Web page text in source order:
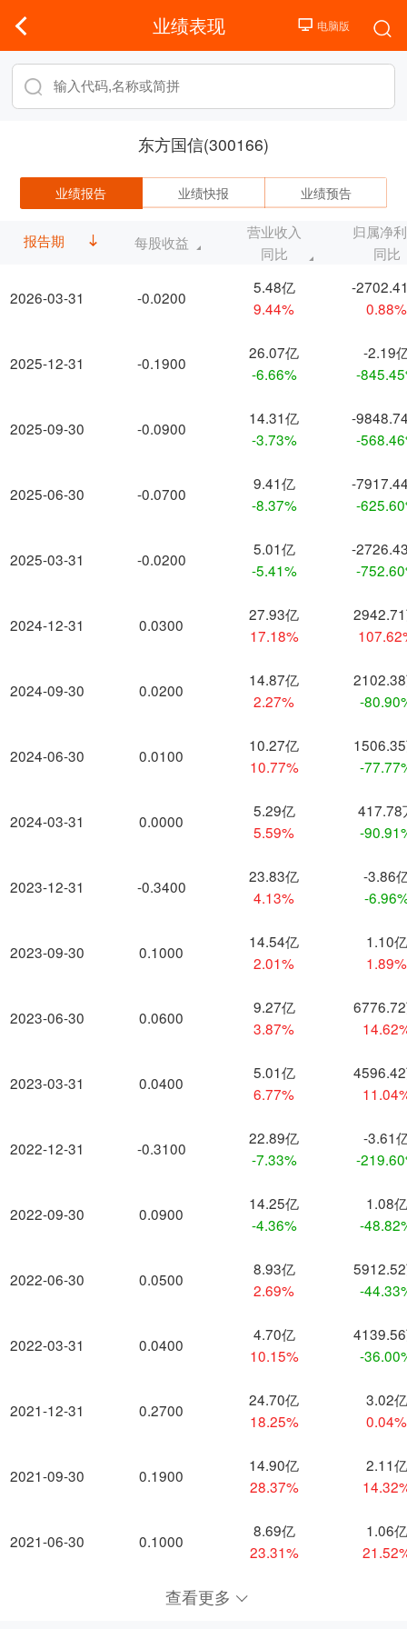
业绩表现
东方国信(300166)
业绩报告 业绩快报 业绩预告
报告期
2026-03-31
2025-12-31
2025-09-30
2025-06-30
2025-03-31
2024-12-31
2024-09-30
2024-06-30
2024-03-31
2023-12-31
2023-09-30
2023-06-30
2023-03-31
2022-12-31
2022-09-30
2022-06-30
2022-03-31
2021-12-31
2021-09-30
2021-06-30
每股收益
营业收入
同比
归属净
同比
-0.0200
5.48亿
9.44%
-
0.88%
-0.1900
26.07亿
-6.66%
-2.19
-
-0.0900
14.31亿
-3.73%
-
-
-0.0700
9.41亿
-8.37%
-
-
-0.0200
5.01亿
-5.41%
-
-
0.0300
27.93亿
17.18%
0.0200
14.87亿
2.27%
-
0.0100
10.27亿
10.77%
-
0.0000
5.29亿
5.59%
417.78
-
-0.3400
23.83亿
4.13%
-3.86
-
0.1000
14.54亿
2.01%
1.10亿
1.89%
0.0600
9.27亿
3.87%
0.0400
5.01亿
6.77%
-0.3100
22.89亿
-7.33%
-3.61
-
0.0900
14.25亿
-4.36%
1.08亿
-
0.0500
8.93亿
2.69%
-
0.0400
4.70亿
10.15%
-
0.2700
24.70亿
18.25%
3.02亿
0.04%
0.1900
14.90亿
28.37%
2.11亿
0.1000
8.69亿
23.31%
1.06亿
查看更多